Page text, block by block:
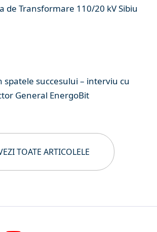
de Transformare 110/20 kV Sibiu
spatele succesului – interviu cu
General EnergoBit
TOATE ARTICOLELE